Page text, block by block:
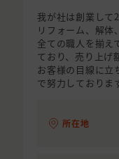
我が社は創業して
リフォーム、解体
全ての職人を揃え
ており、売り上げ
お客様の目線に立
で努力しておりま
所在地